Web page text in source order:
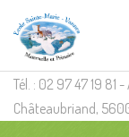
Tél. : 02 97 47 19 81
Châteaubriand,